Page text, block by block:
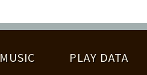
MUSIC PLAY DATA